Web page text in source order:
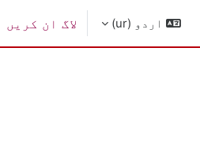
اردو ‎(ur)‎ لاگ ان کریں